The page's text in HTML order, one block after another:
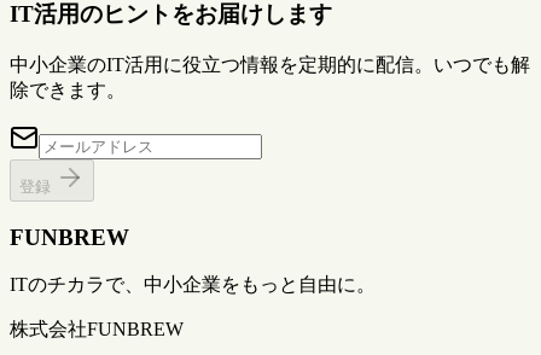
IT活用のヒントをお届けします
中小企業のIT活用に役立つ情報を定期的に配信。いつでも解
除できます。
登録
FUNBREW
ITのチカラで、中小企業をもっと自由に。
株式会社FUNBREW